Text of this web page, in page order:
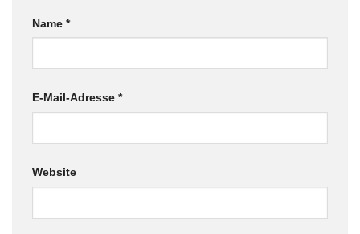
Name *
E-Mail-Adresse *
Website